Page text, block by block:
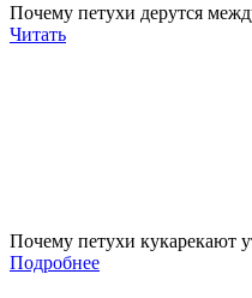
Почему петухи дерутся
Читать
Почему петухи кукарекают
Подробнее